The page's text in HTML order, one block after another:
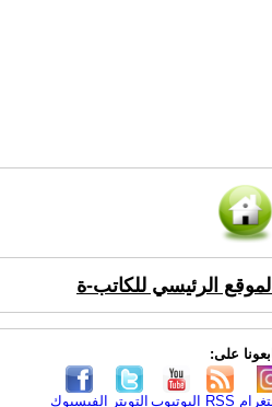
الموقع الرئيسي للكاتب-ة
على:
الفيسبوك التويتر اليوتيوب RSS